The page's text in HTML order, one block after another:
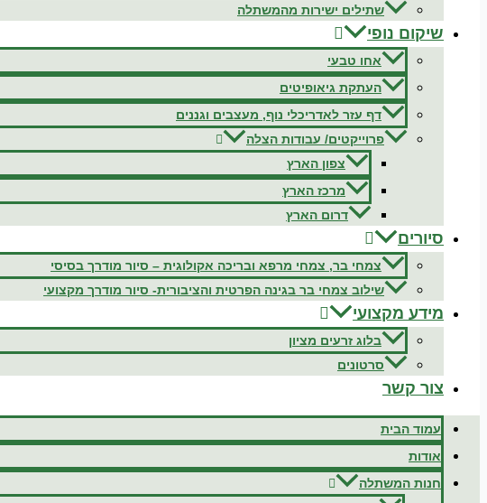
שתילים ישירות מהמשתלה
שיקום נופי
אחו טבעי
העתקת גיאופיטים
דף עזר לאדריכלי נוף, מעצבים וגננים
פרוייקטים/ עבודות הצלה
צפון הארץ
מרכז הארץ
דרום הארץ
סיורים
צמחי בר, צמחי מרפא ובריכה אקולוגית – סיור מודרך בסיסי
שילוב צמחי בר בגינה הפרטית והציבורית- סיור מודרך מקצועי
מידע מקצועי
בלוג זרעים מציון
סרטונים
צור קשר
עמוד הבית
אודות
חנות המשתלה